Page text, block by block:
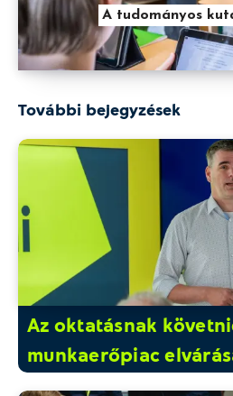
A tudományos
További bejegyzések
Az oktatásnak
munkaerőpiac